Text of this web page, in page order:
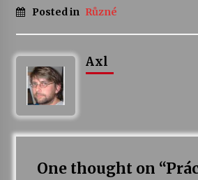
Posted in Různé
Axl
One thought on “